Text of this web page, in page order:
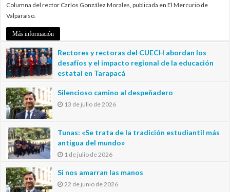
Columna del rector Carlos González Morales, publicada en El Mercurio de
Valparaíso.
Más información
Rectores y rectoras del CUECH abordan los
desafíos y el impacto regional de la educación
estatal en Tarapacá
Silencioso camino al despeñadero
13 de julio de 2026
Tunas: «Se trata de la tradición estudiantil más
antigua del mundo»
1 de julio de 2026
Si nos amarran las manos
22 de junio de 2026